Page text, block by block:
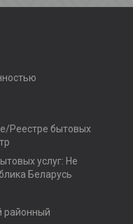
Реестре бытовых
услуг: Не
Беларусь
районный